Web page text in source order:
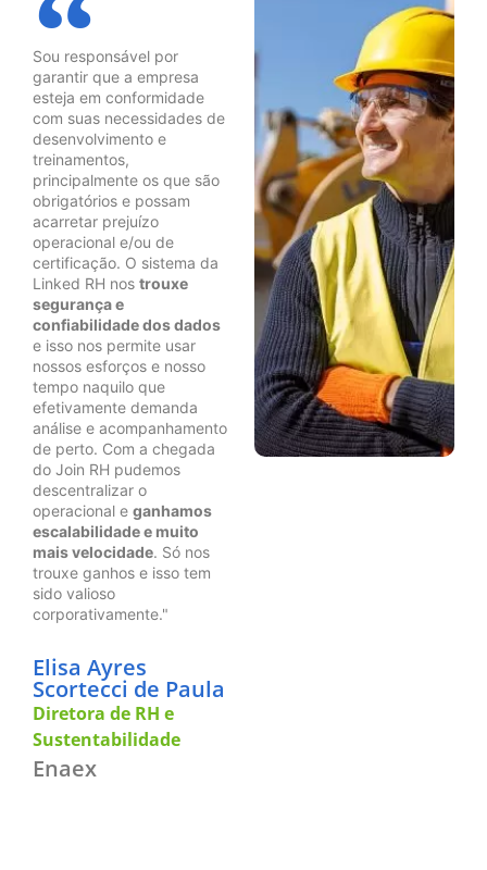
Sou responsável por
garantir que a empresa
esteja em conformidade
com suas necessidades de
desenvolvimento e
treinamentos,
principalmente os que são
obrigatórios e possam
acarretar prejuízo
operacional e/ou de
certificação. O sistema da
Linked RH nos trouxe
segurança e
confiabilidade dos dados
e isso nos permite usar
nossos esforços e nosso
tempo naquilo que
efetivamente demanda
análise e acompanhamento
de perto. Com a chegada
do Join RH pudemos
descentralizar o
operacional e ganhamos
escalabilidade e muito
mais velocidade. Só nos
trouxe ganhos e isso tem
sido valioso
corporativamente."
Elisa Ayres
Scortecci de Paula
Diretora de RH e
Sustentabilidade
Enaex